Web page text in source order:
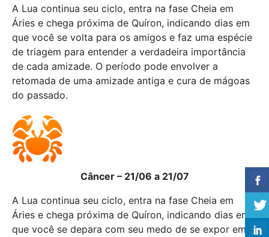
A Lua continua seu ciclo, entra na fase Cheia em
Áries e chega próxima de Quíron, indicando dias em
que você se volta para os amigos e faz uma espécie
de triagem para entender a verdadeira importância
de cada amizade. O período pode envolver a
retomada de uma amizade antiga e cura de mágoas
do passado.
Câncer – 21/06 a 21/07
A Lua continua seu ciclo, entra na fase Cheia em
Áries e chega próxima de Quíron, indicando dias em
que você se depara com seu medo de se expor em